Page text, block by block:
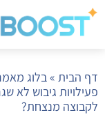
דף הבית »בלוג
פעילויות גיבוש לא
לקבוצה מנצחת?